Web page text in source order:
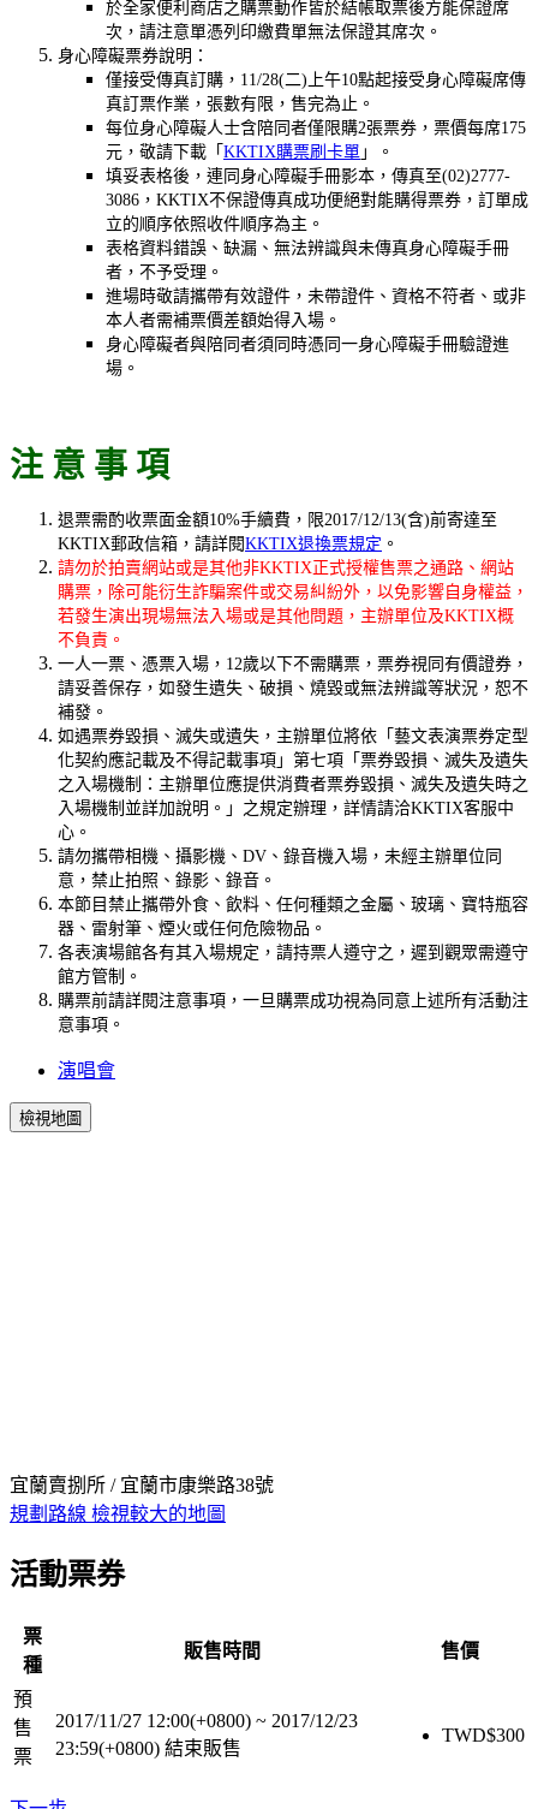
於全家便利商店之購票動作皆於結帳取票後方能保證席
次，請注意單憑列印繳費單無法保證其席次。
身心障礙票券說明：
僅接受傳真訂購，11/28(二)上午10點起接受身心障礙席傳
真訂票作業，張數有限，售完為止。
每位身心障礙人士含陪同者僅限購2張票券，票價每席175
元，敬請下載「 KKTIX購票刷卡單 」。
填妥表格後，連同身心障礙手冊影本，傳真至(02)2777-
3086，KKTIX不保證傳真成功便絕對能購得票券，訂單成
立的順序依照收件順序為主。
表格資料錯誤、缺漏、無法辨識與未傳真身心障礙手冊
者，不予受理。
進場時敬請攜帶有效證件，未帶證件、資格不符者、或非
本人者需補票價差額始得入場。
身心障礙者與陪同者須同時憑同一身心障礙手冊驗證進
場。
注 意 事 項
退票需酌收票面金額10%手續費，限2017/12/13(含)前寄達至
KKTIX郵政信箱，請詳閱KKTIX退換票規定 。
請勿於拍賣網站或是其他非KKTIX正式授權售票之通路、網站
購票，除可能衍生詐騙案件或交易糾紛外，以免影響自身權益，
若發生演出現場無法入場或是其他問題，主辦單位及KKTIX概
不負責。
一人一票、憑票入場，12歲以下不需購票，票券視同有價證券，
請妥善保存，如發生遺失、破損、燒毀或無法辨識等狀況，恕不
補發。
如遇票券毀損、滅失或遺失，主辦單位將依「藝文表演票券定型
化契約應記載及不得記載事項」第七項「票券毀損、滅失及遺失
之入場機制：主辦單位應提供消費者票券毀損、滅失及遺失時之
入場機制並詳加說明。」之規定辦理，詳情請洽KKTIX客服中
心。
請勿攜帶相機、攝影機、DV、錄音機入場，未經主辦單位同
意，禁止拍照、錄影、錄音。
本節目禁止攜帶外食、飲料、任何種類之金屬、玻璃、寶特瓶容
器、雷射筆、煙火或任何危險物品。
各表演場館各有其入場規定，請持票人遵守之，遲到觀眾需遵守
館方管制。
購票前請詳閱注意事項，一旦購票成功視為同意上述所有活動注
意事項。
演唱會
檢視地圖
宜蘭賣捌所 / 宜蘭市康樂路38號
規劃路線 檢視較大的地圖
活動票券
票
種
販售時間 售價
預
售
票
2017/11/27 12:00(+0800) ~ 2017/12/23
23:59(+0800) 結束販售
TWD$300